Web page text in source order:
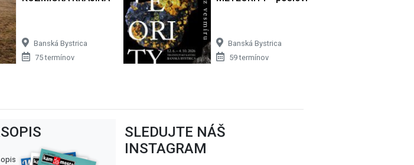
Banská Bystrica
75 termínov
Banská Bystrica
59 termínov
SLEDUJTE NÁŠ
INSTAGRAM